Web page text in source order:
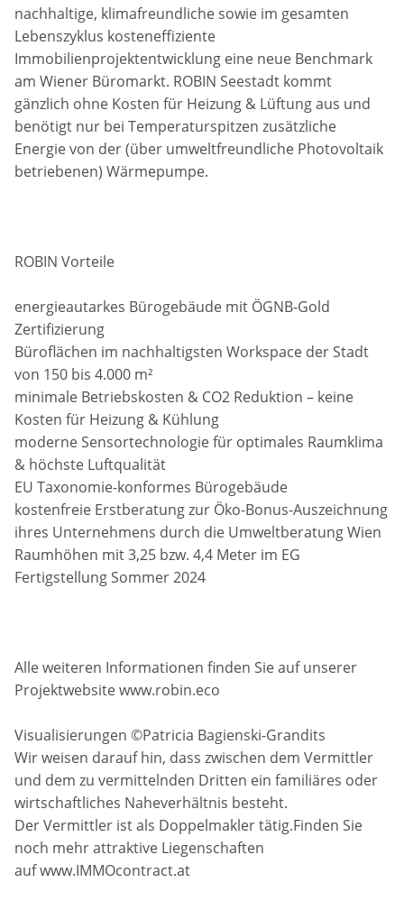
nachhaltige, klimafreundliche sowie im gesamten
Lebenszyklus kosteneffiziente
Immobilienprojektentwicklung eine neue Benchmark
am Wiener Büromarkt. ROBIN Seestadt kommt
gänzlich ohne Kosten für Heizung & Lüftung aus und
benötigt nur bei Temperaturspitzen zusätzliche
Energie von der (über umweltfreundliche Photovoltaik
betriebenen) Wärmepumpe.
ROBIN Vorteile
energieautarkes Bürogebäude mit ÖGNB-Gold
Zertifizierung
Büroflächen im nachhaltigsten Workspace der Stadt
von 150 bis 4.000 m²
minimale Betriebskosten & CO2 Reduktion – keine
Kosten für Heizung & Kühlung
moderne Sensortechnologie für optimales Raumklima
& höchste Luftqualität
EU Taxonomie-konformes Bürogebäude
kostenfreie Erstberatung zur Öko-Bonus-Auszeichnung
ihres Unternehmens durch die Umweltberatung Wien
Raumhöhen mit 3,25 bzw. 4,4 Meter im EG
Fertigstellung Sommer 2024
Alle weiteren Informationen finden Sie auf unserer
Projektwebsite www.robin.eco
Visualisierungen ©Patricia Bagienski-Grandits
Wir weisen darauf hin, dass zwischen dem Vermittler
und dem zu vermittelnden Dritten ein familiäres oder
wirtschaftliches Naheverhältnis besteht.
Der Vermittler ist als Doppelmakler tätig.Finden Sie
noch mehr attraktive Liegenschaften
auf www.IMMOcontract.at